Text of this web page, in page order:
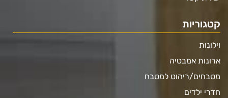
קטגוריות
וילונות
ארונות אמבטיה
מטבחים/ריהוט למטבח
חדרי ילדים